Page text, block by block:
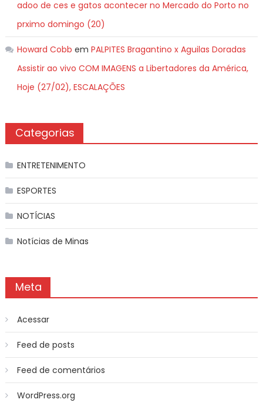
adoo de ces e gatos acontecer no Mercado do Porto no
prximo domingo (20)
Howard Cobb em PALPITES Bragantino x Aguilas Doradas
Assistir ao vivo COM IMAGENS a Libertadores da América,
Hoje (27/02), ESCALAÇÕES
Categorias
ENTRETENIMENTO
ESPORTES
NOTÍCIAS
Notícias de Minas
Meta
Acessar
Feed de posts
Feed de comentários
WordPress.org